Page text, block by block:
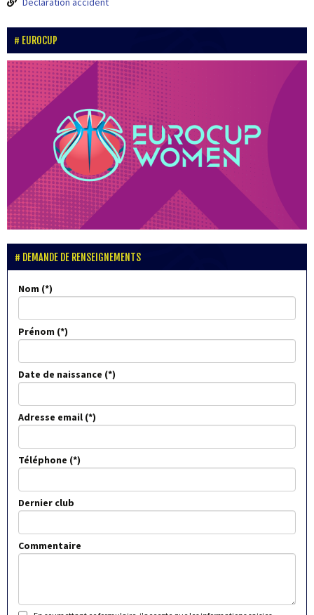
EUROCUP
DEMANDE DE RENSEIGNEMENTS
Nom
Prénom
Date de naissance
Adresse email
Téléphone
Dernier club
Commentaire